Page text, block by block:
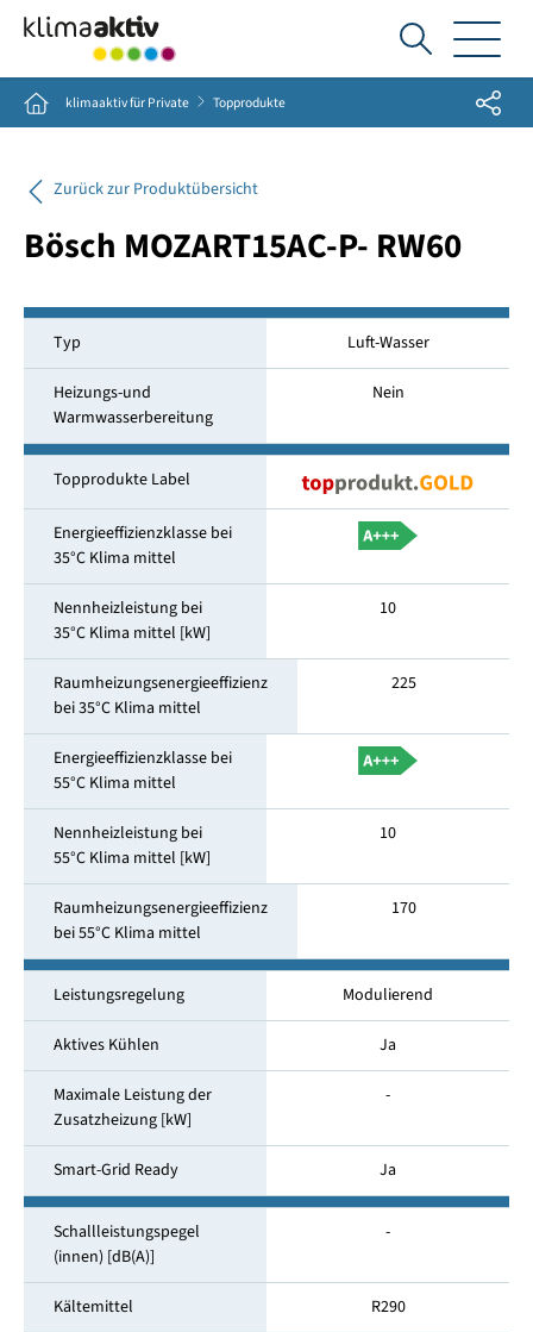
Ich
suche...
Home klimaaktiv für Private Topprodukte Share
Zurück zur Produktübersicht
Bösch MOZART15AC-P- RW60
Typ Luft-Wasser
Heizungs-und
Warmwasserbereitung
Nein
Topprodukte Label
Energieeffizienzklasse bei
35°C Klima mittel
Nennheizleistung bei
35°C Klima mittel [kW]
10
Raumheizungsenergieeffizienz
bei 35°C Klima mittel
225
Energieeffizienzklasse bei
55°C Klima mittel
Nennheizleistung bei
55°C Klima mittel [kW]
10
Raumheizungsenergieeffizienz
bei 55°C Klima mittel
170
Leistungsregelung Modulierend
Aktives Kühlen Ja
Maximale Leistung der
Zusatzheizung [kW]
-
Smart-Grid Ready Ja
Schallleistungspegel
(innen) [dB(A)]
-
Kältemittel R290